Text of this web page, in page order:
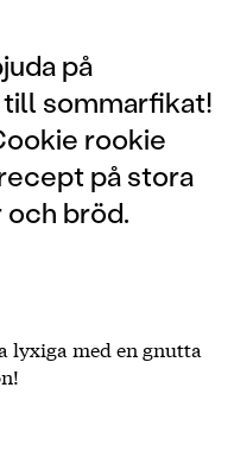
på
sommarfikat!
rookie
på stora
och bröd.
lyxiga med en gnutta